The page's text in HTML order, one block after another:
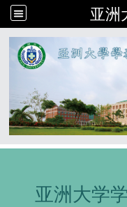
亚洲
亚洲大学